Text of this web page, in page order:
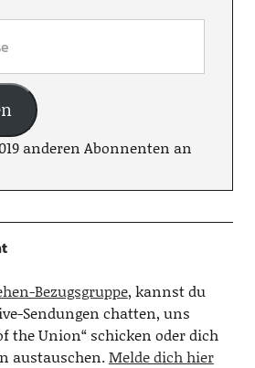
anderen Abonnenten an
Bezugsgruppe, kannst du
Sendungen chatten, uns
the Union“ schicken oder dich
austauschen.Melde dich hier